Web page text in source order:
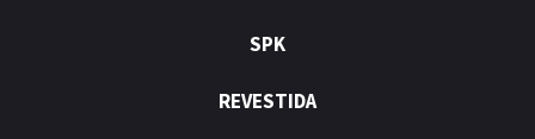
SPK
REVESTIDA